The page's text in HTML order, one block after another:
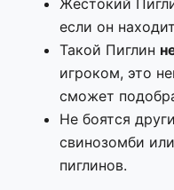
Жестокий
если он
Такой Пиглин
игроком, это
сможет
Не боятся
свинозомби
пиглинов.